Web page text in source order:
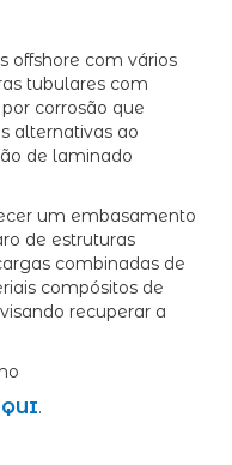
offshore com vários
tubulares com
corrosão que
alternativas ao
de laminado
um embasamento
de estruturas
combinadas de
compósitos de
recuperar a
.